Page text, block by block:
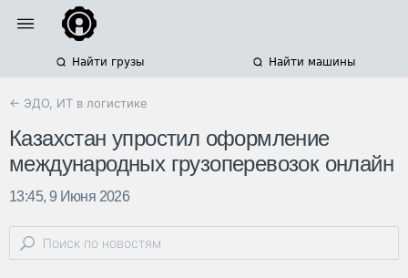
Найти грузы Найти машины
← ЭДО, ИТ в логистике
Казахстан упростил оформление
международных грузоперевозок онлайн
13:45, 9 Июня 2026